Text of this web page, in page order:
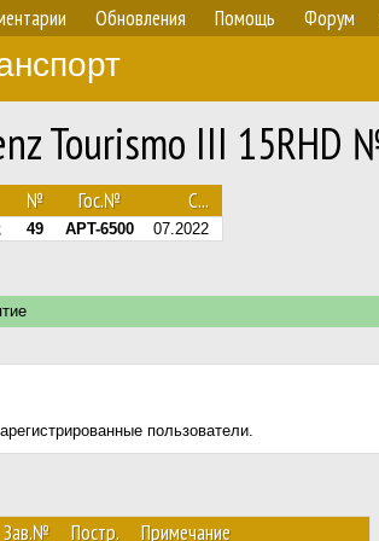
Обновления Помощь Форум
Tourismo III 15RHD
№ Гос.№ С...
49 APT-6500 07.2022
пользователи.
Зав.№ Постр. Примечание